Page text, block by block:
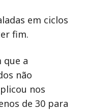
em ciclos
fim.
que a
não
nos
de 30 para